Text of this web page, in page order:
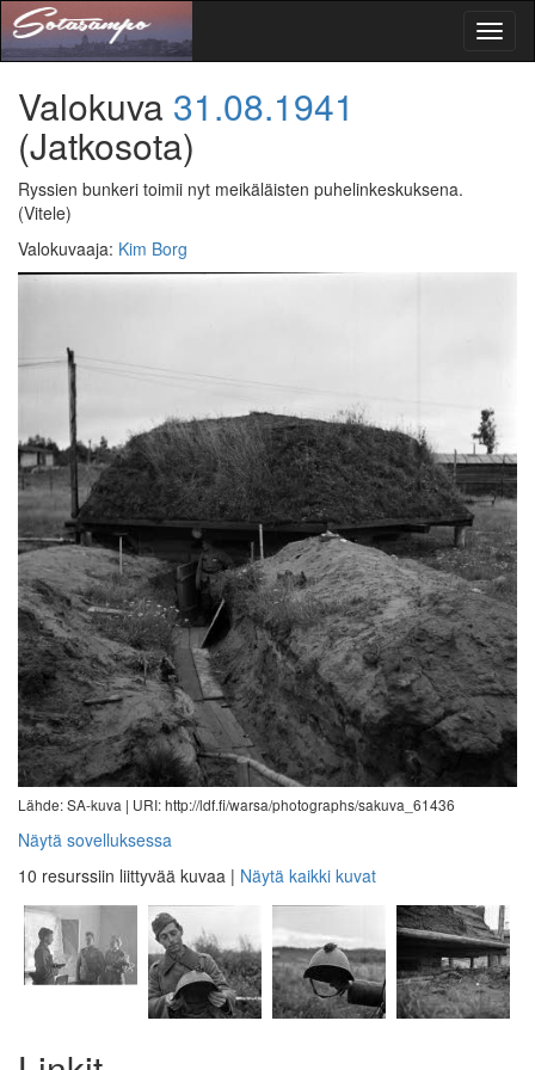
Valokuva 31.08.1941
(Jatkosota)
Ryssien bunkeri toimii nyt meikäläisten puhelinkeskuksena.
(Vitele)
Valokuvaaja: Kim Borg
Lähde: SA-kuva | URI: http://ldf.fi/warsa/photographs/sakuva_61436
Näytä sovelluksessa
10 resurssiin liittyvää kuvaa | Näytä kaikki kuvat